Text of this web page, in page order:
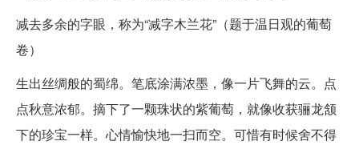
减去多余的字眼，称为“减字木兰花”（题于温日观的葡萄
卷）
生出丝绸般的蜀绵。笔底涂满浓墨，像一片飞舞的云。点
点秋意浓郁。摘下了一颗珠状的紫葡萄，就像收获骊龙颔
下的珍宝一样。心情愉快地一扫而空。可惜有时候舍不得